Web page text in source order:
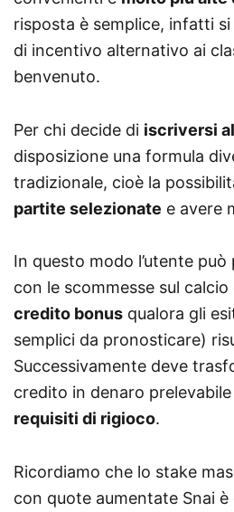
risposta è semplice, infatti
di incentivo alternativo ai
benvenuto.
Per chi decide di iscriversi
disposizione una formula
tradizionale, cioè la
partite selezionate e avere
In questo modo l’utente
con le scommesse sul
credito bonus qualora gli
semplici da pronosticare)
Successivamente deve
credito in denaro
requisiti di rigioco.
Ricordiamo che lo stake
con quote aumentate Snai è